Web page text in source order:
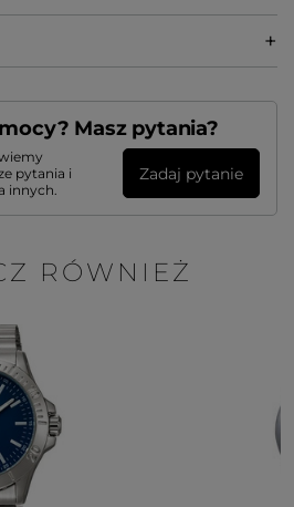
Masz pytania?
pytania i
innych.
Zadaj pytanie
RÓWNIEŻ